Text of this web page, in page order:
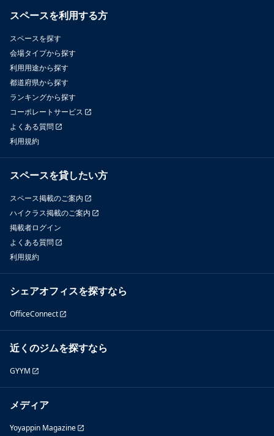
スペースを利用する方
スペースを探す
会場タイプから探す
利用用途から探す
都道府県から探す
ランキングから探す
コーポレートサービス
よくある質問
利用規約
スペースを貸したい方
スペース掲載のご案内
ハイクラス掲載のご案内
掲載者ログイン
よくある質問
利用規約
シェアオフィスを探すなら
OfficeConnect
近くのジムを探すなら
GYYM
メディア
Yoyappin Magazine